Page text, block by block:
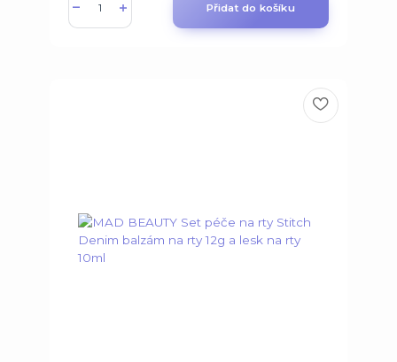
Přidat do košíku